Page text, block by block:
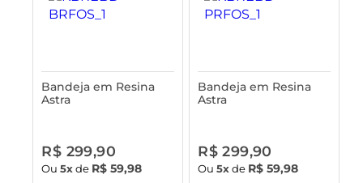
Bandeja em Resina
Astra
R$ 299,90
Ou5xde R$ 59,98
Bandeja em Resina
Astra
R$ 299,90
Ou5xde R$ 59,98